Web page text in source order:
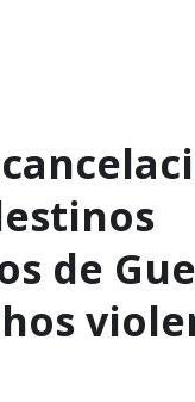
de